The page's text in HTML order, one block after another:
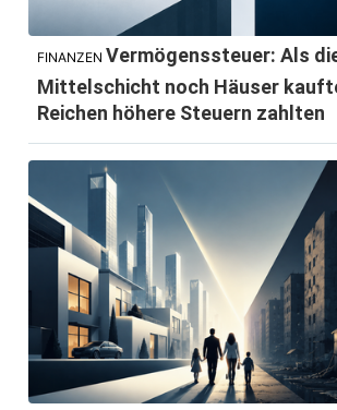
FINANZEN Vermögenssteuer: Als
Mittelschicht noch Häuser
Reichen höhere Steuern zahlten